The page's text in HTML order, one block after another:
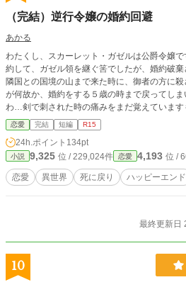
（完結）逆行令嬢の婚約回避
あかる
わたくし、スカーレット・ガゼルは公爵令嬢ですわ。 わたくしは第二
約して、ガゼル領を継ぐ筈でしたが、婚約破
隣国との国境の山まで来た時に、御者の方に
が何故か、婚約をする５歳の時まで戻ってし
わ…剣で刺された時の痛みをまだ覚えていますもの。 何故かは分か
ど、ラッキーですわ。もう二度とあんな思いは
きます。 完結しています。忘れなければ毎日
恋愛 完結 短編 R15
24h.ポイント 134pt
小説 9,325 位 / 229,024件 恋愛 4,193 位 /
恋愛 異世界 死に戻り ハッピーエンド
最終更新日
10